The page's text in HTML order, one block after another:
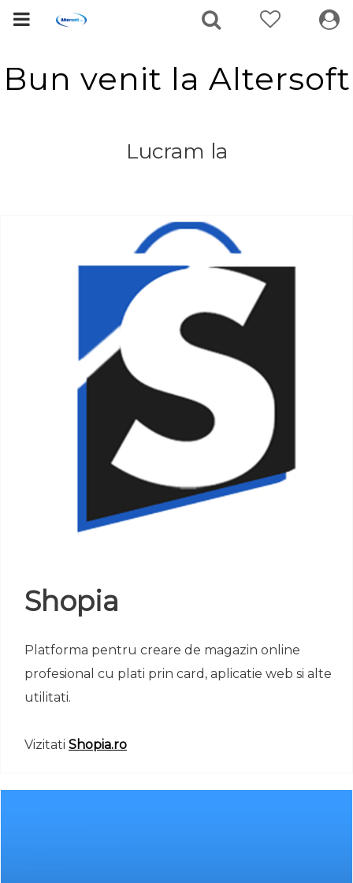
Bun venit la Altersoft
Lucram la
Shopia
Platforma pentru creare de magazin online
profesional cu plati prin card, aplicatie web si alte
utilitati.
Vizitati Shopia.ro